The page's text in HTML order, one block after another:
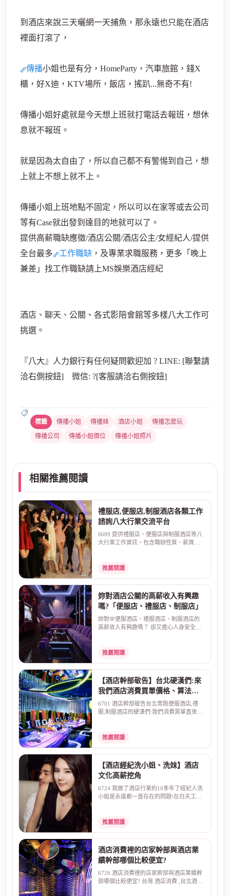
到酒店來說三天曬網一天捕魚，那永遠也只能在酒店
裡面打滾了，
傳播小姐也是有分，HomeParty，汽車旅館，錢X
櫃，好X迪，KTV場所，飯店，搖趴...無奇不有!
傳播小姐好處就是今天想上班就打電話去報班，想休
息就不報班。
就是因為太自由了，所以自己都不有警惕到自己，想
上就上不想上就不上。
傳播小姐上班地點不固定，所以可以在家等或去公司
等有Case就出發到達目的地就可以了。
提供高薪職缺應徵/酒店公關/酒店公主/女經紀人/提供
全台最多
工作職缺 ，及專業求職服務，更多「晚上
兼差」找工作職缺請上MS娛樂酒店經紀
酒店、聊天、公關、各式影陪會館等多樣八大工作可
挑選。
『八大』人力銀行有任何疑問歡迎加 ? LINE: [聯繫請
洽右側按鈕] 微信: ?[客服請洽右側按鈕]
傳播小姐 傳播妹 酒店小姐
傳播怎麼玩
傳播公司
傳播小姐價位 傳播小姐照片
相關推薦閱讀
禮服店,便服店,制服酒店各類工作
諮詢八大行業交流平台
6689 提供禮服店、便服店與制服酒店等八
大行業工作資訊，包含職缺性質、薪資算
推薦閱讀
妳對酒店公關的高薪收入有興趣
嗎?「便服店、禮服店、制服店」
妳對💯便服酒店、禮服酒店、制服酒店的
高薪收入有興趣嗎？ 卻又擔心人身安全、
推薦閱讀
【酒店幹部敬告】台北硬漢們:來
我們酒店消費買單價格、算法直
來直往:不囉嗦!
6701 酒店幹部敬告台北常跑便服酒店,禮
服,制服酒店的硬漢們:我們消費買單直來直
推薦閱讀
【酒店經紀洗小姐、洗妹】酒店
文化高薪挖角
6724 我做了酒店行業約10多年了經紀人洗
小姐是永遠都一直存在的問題!在白天工作
推薦閱讀
酒店消費裡的店家幹部與酒店業
績幹部哪個比較便宜?
6726 酒店消費裡的店家幹部與酒店業績幹
部哪個比較便宜? 台灣 酒店消費 ,台北酒店